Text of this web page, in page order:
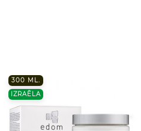
300 ML.
IZRAĒLA